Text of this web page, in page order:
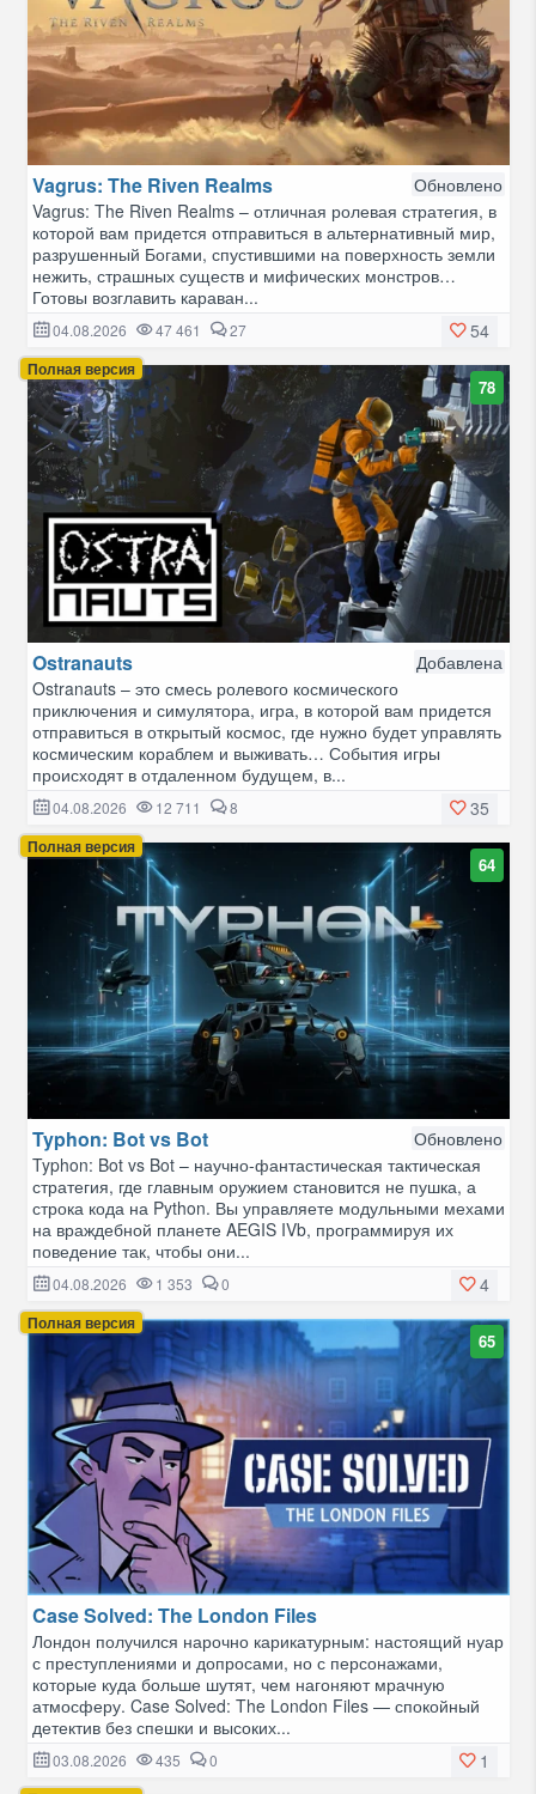
Vagrus: The Riven Realms
Обновлено
Vagrus: The Riven Realms – отличная ролевая стратегия, в
которой вам придется отправиться в альтернативный мир,
разрушенный Богами, спустившими на поверхность земли
нежить, страшных существ и мифических монстров…
Готовы возглавить караван...
54
04.08.2026 47 461 27
Полная версия
78
Ostranauts
Добавлена
Ostranauts – это смесь ролевого космического
приключения и симулятора, игра, в которой вам придется
отправиться в открытый космос, где нужно будет управлять
космическим кораблем и выживать… События игры
происходят в отдаленном будущем, в...
35
04.08.2026 12 711 8
Полная версия
64
Typhon: Bot vs Bot
Обновлено
Typhon: Bot vs Bot – научно-фантастическая тактическая
стратегия, где главным оружием становится не пушка, а
строка кода на Python. Вы управляете модульными мехами
на враждебной планете AEGIS IVb, программируя их
поведение так, чтобы они...
4
04.08.2026 1 353 0
Полная версия
65
Case Solved: The London Files
Лондон получился нарочно карикатурным: настоящий нуар
с преступлениями и допросами, но с персонажами,
которые куда больше шутят, чем нагоняют мрачную
атмосферу. Case Solved: The London Files — спокойный
детектив без спешки и высоких...
1
03.08.2026 435 0